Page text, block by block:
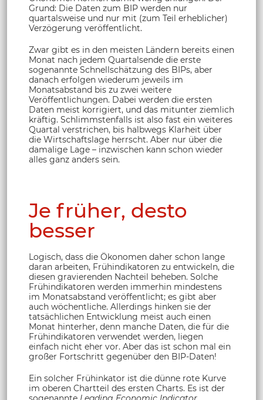
Grund: Die Daten zum BIP werden nur
quartalsweise und nur mit (zum Teil erheblicher)
Verzögerung veröffentlicht.
Zwar gibt es in den meisten Ländern bereits einen
Monat nach jedem Quartalsende die erste
sogenannte Schnellschätzung des BIPs, aber
danach erfolgen wiederum jeweils im
Monatsabstand bis zu zwei weitere
Veröffentlichungen. Dabei werden die ersten
Daten meist korrigiert, und das mitunter ziemlich
kräftig. Schlimmstenfalls ist also fast ein weiteres
Quartal verstrichen, bis halbwegs Klarheit über
die Wirtschaftslage herrscht. Aber nur über die
damalige Lage – inzwischen kann schon wieder
alles ganz anders sein.
Je früher, desto
besser
Logisch, dass die Ökonomen daher schon lange
daran arbeiten, Frühindikatoren zu entwickeln, die
diesen gravierenden Nachteil beheben. Solche
Frühindikatoren werden immerhin mindestens
im Monatsabstand veröffentlicht; es gibt aber
auch wöchentliche. Allerdings hinken sie der
tatsächlichen Entwicklung meist auch einen
Monat hinterher, denn manche Daten, die für die
Frühindikatoren verwendet werden, liegen
einfach nicht eher vor. Aber das ist schon mal ein
großer Fortschritt gegenüber den BIP-Daten!
Ein solcher Frühinkator ist die dünne rote Kurve
im oberen Chartteil des ersten Charts. Es ist der